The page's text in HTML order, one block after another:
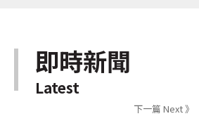
即時新聞
Latest
下一篇 Next 》